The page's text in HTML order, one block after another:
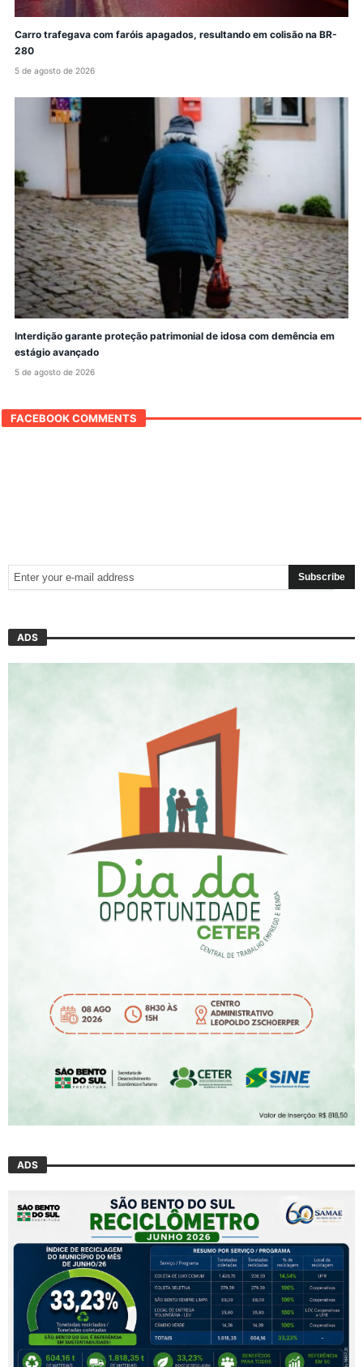
Carro trafegava com faróis apagados, resultando em colisão na BR-
280
5 de agosto de 2026
Interdição garante proteção patrimonial de idosa com demência em
estágio avançado
5 de agosto de 2026
FACEBOOK COMMENTS
ADS
ADS